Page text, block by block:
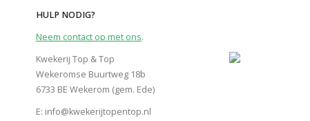
HULP NODIG?
Neem contact op met ons.
Kwekerij Top & Top
Wekeromse Buurtweg 18b
6733 BE Wekerom (gem. Ede)
E: info@kwekerijtopentop.nl